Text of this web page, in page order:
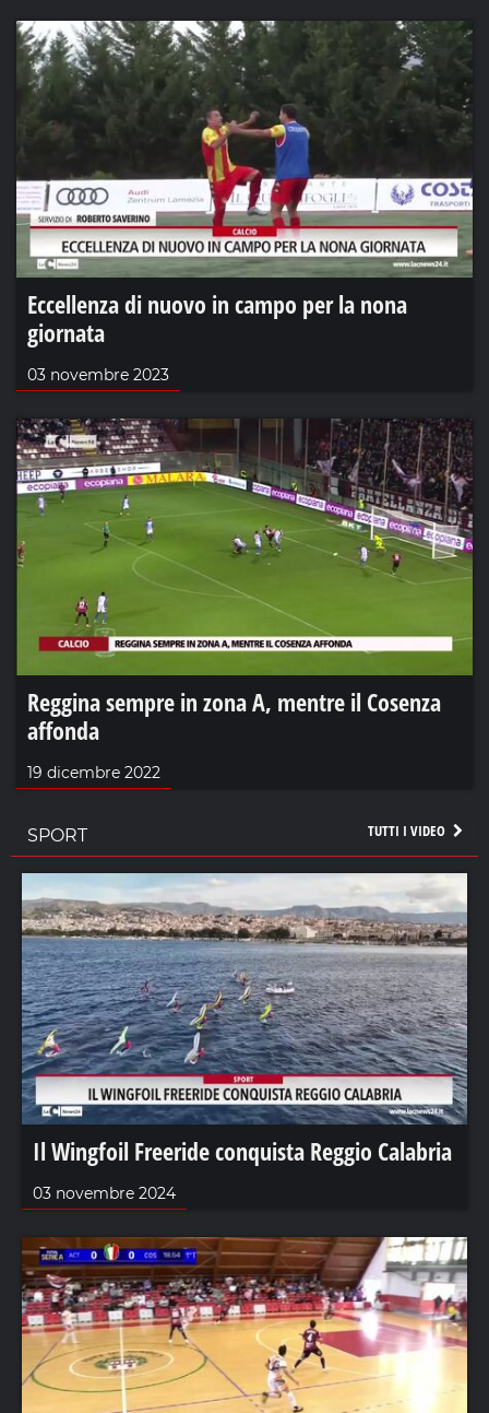
Eccellenza di nuovo in campo per la nona
giornata
03 novembre 2023
Reggina sempre in zona A, mentre il Cosenza
affonda
19 dicembre 2022
TUTTI I VIDEO
SPORT
Il Wingfoil Freeride conquista Reggio Calabria
03 novembre 2024